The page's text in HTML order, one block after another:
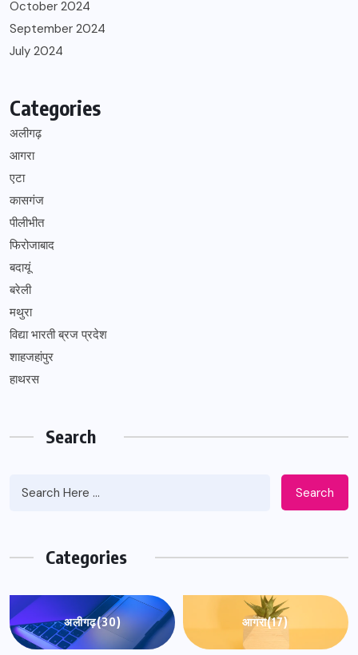
October 2024
September 2024
July 2024
Categories
अलीगढ़
आगरा
एटा
कासगंज
पीलीभीत
फिरोजाबाद
बदायूं
बरेली
मथुरा
विद्या भारती ब्रज प्रदेश
शाहजहांपुर
हाथरस
Search
Search
Categories
अलीगढ़(30) आगरा(17)